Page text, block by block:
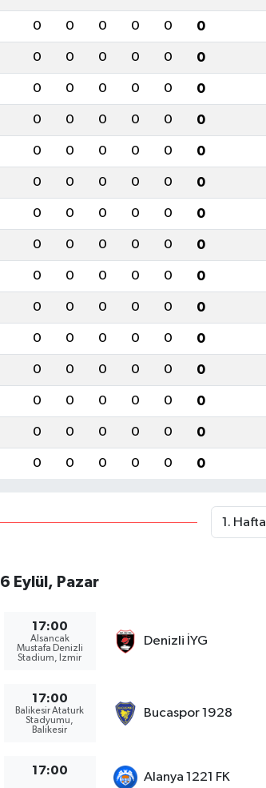
0 0 0 0 0 0
0 0 0 0 0 0
0 0 0 0 0 0
0 0 0 0 0 0
0 0 0 0 0 0
0 0 0 0 0 0
0 0 0 0 0 0
0 0 0 0 0 0
0 0 0 0 0 0
0 0 0 0 0 0
0 0 0 0 0 0
0 0 0 0 0 0
0 0 0 0 0 0
0 0 0 0 0 0
0 0 0 0 0 0
6 Eylül, Pazar
17:00
Alsancak
Mustafa Denizli
Stadium, Izmir
Denizli İYG
17:00
Balikesir Ataturk
Stadyumu,
Balikesir
Bucaspor 1928
17:00
Alanya 1221 FK